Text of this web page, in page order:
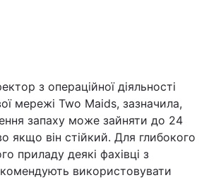
з операційної діяльності
мережі Two Maids, зазначила,
запаху може зайняти до 24
якщо він стійкий. Для глибокого
приладу деякі фахівці з
використовувати